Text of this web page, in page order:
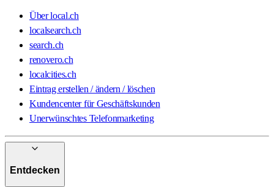
Über local.ch
localsearch.ch
search.ch
renovero.ch
localcities.ch
Eintrag erstellen / ändern / löschen
Kundencenter für Geschäftskunden
Unerwünschtes Telefonmarketing
Entdecken